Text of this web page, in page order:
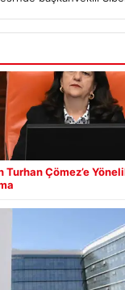
Turhan Çömez’e